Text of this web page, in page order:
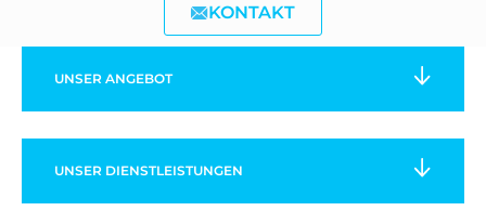
KONTAKT
UNSER ANGEBOT
UNSER DIENSTLEISTUNGEN